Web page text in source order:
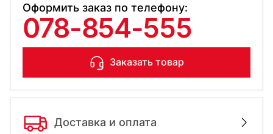
Оформить заказ по телефону:
078-854-555
Заказать товар
Доставка и оплата